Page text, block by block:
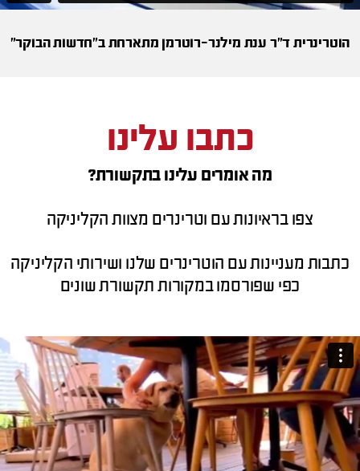
הוטרינרית ד”ר ענת מילנר-רוטרמן מתארחת ב"חדשות הבוקר"
כתבו עלינו
מה אומרים עלינו בתקשורת?
צפו בראיונות עם וטרינרים מצוות הקליניקה
כתבות מעניינות עם הוטרינרים שלנו ושירותי הקליניקה
כפי שפורסמו במקורות תקשורת שונים